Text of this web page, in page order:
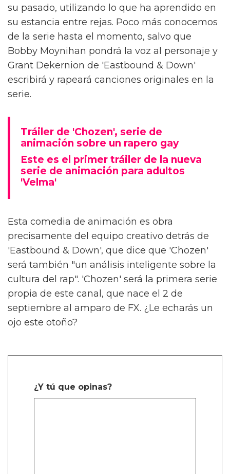
su pasado, utilizando lo que ha aprendido en
su estancia entre rejas. Poco más conocemos
de la serie hasta el momento, salvo que
Bobby Moynihan pondrá la voz al personaje y
Grant Dekernion de 'Eastbound & Down'
escribirá y rapeará canciones originales en la
serie.
Tráiler de 'Chozen', serie de
animación sobre un rapero gay
Este es el primer tráiler de la nueva
serie de animación para adultos
'Velma'
Esta comedia de animación es obra
precisamente del equipo creativo detrás de
'Eastbound & Down', que dice que 'Chozen'
será también "un análisis inteligente sobre la
cultura del rap". 'Chozen' será la primera serie
propia de este canal, que nace el 2 de
septiembre al amparo de FX. ¿Le echarás un
ojo este otoño?
¿Y tú que opinas?